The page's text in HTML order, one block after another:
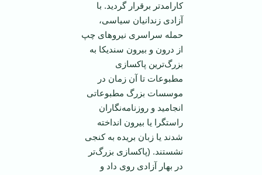
کارامد‌تر برقرار گردید. با
آزادی زندانیان سیاسی،
حمله سراسری نیرو‌های چپ
از درون و بیرون سندیکا به
بزرگ‌ترین پاکسازی
مطبوعات تا آن زمان در
موسسات بزرگ مطبوعاتی
انجامید و روزنامه‌نگاران
راستگرا یا بیرون انداخته
شدند یا زبان بریده به کنجی
نشستند. (پاکسازی بزرگ‌تر
در بهار آزادی روی داد و